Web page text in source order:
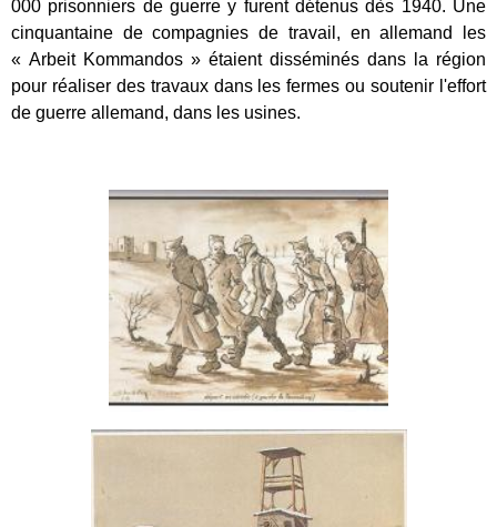
000 prisonniers de guerre y furent détenus dès 1940. Une
cinquantaine de compagnies de travail, en allemand les
« Arbeit Kommandos » étaient disséminés dans la région
pour réaliser des travaux dans les fermes ou soutenir l'effort
de guerre allemand, dans les usines.